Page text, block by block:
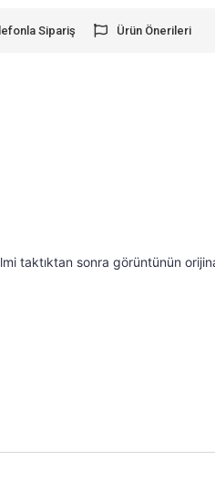
Sipariş Ürün Önerileri
taktıktan sonra görüntünün